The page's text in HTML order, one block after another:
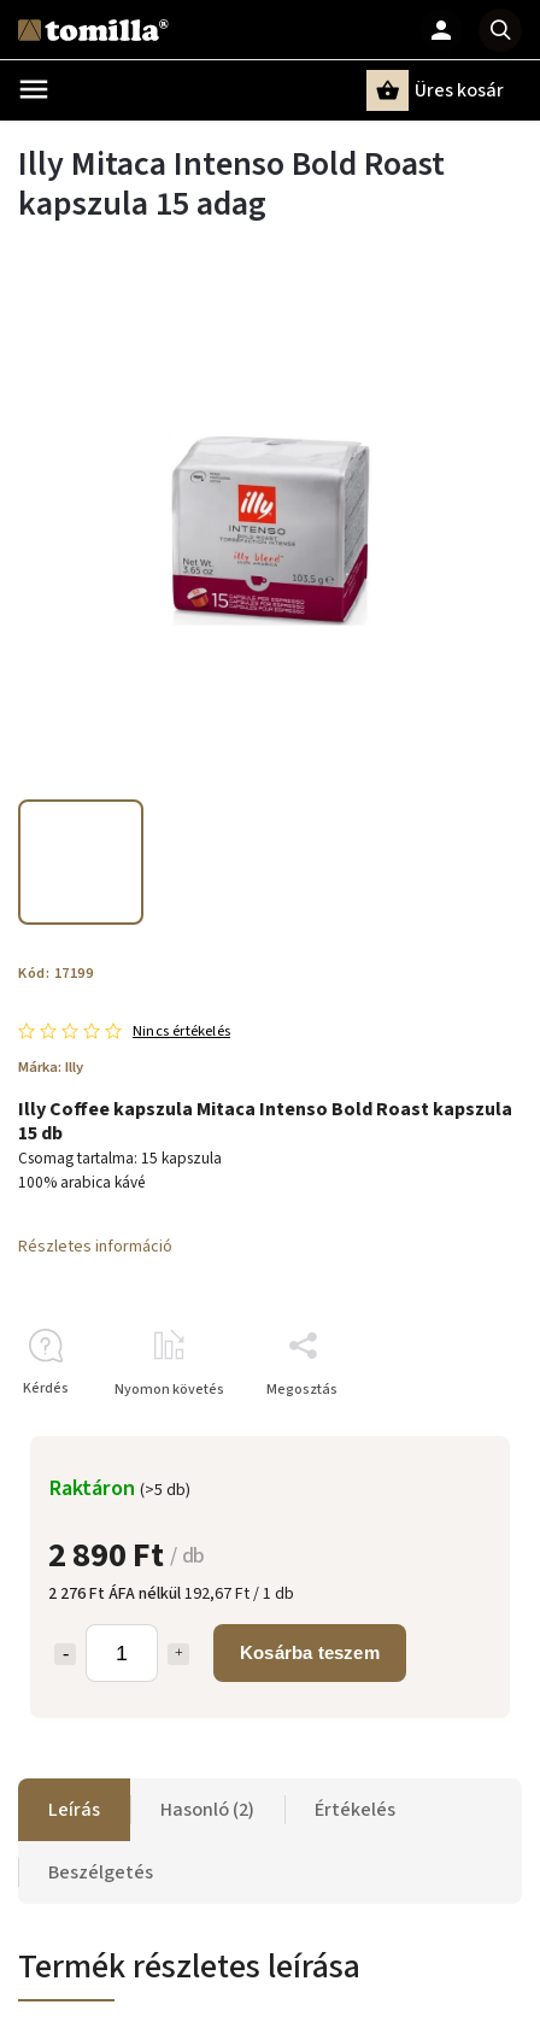
Üres kosár
Illy Mitaca Intenso Bold Roast
kapszula 15 adag
Kód: 17199
Nincs értékelés
Márka: Illy
2 890 Ft/ db
2 276 Ft ÁFA nélkül192,67 Ft / 1 db
Kosárba teszem
Raktáron (>5 db)
Illy Coffee kapszula Mitaca Intenso Bold Roast kapszula
15 db
Csomag tartalma: 15 kapszula
100% arabica kávé
Részletes információ
Kérdés Nyomon követés Megosztás
Leírás Hasonló (2) Értékelés
Beszélgetés
Termék részletes leírása